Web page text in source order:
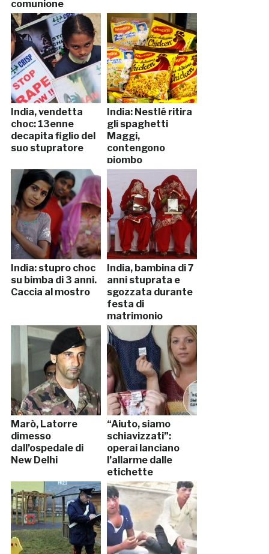
comunione
India, vendetta
choc: 13enne
decapita figlio del
suo stupratore
India: Nestlé ritira
gli spaghetti
Maggi,
contengono
piombo
India: stupro choc
su bimba di 3 anni.
Caccia al mostro
India, bambina di 7
anni stuprata e
sgozzata durante
festa di
matrimonio
Marò, Latorre
dimesso
dall’ospedale di
New Delhi
“Aiuto, siamo
schiavizzati”:
operai lanciano
l’allarme dalle
etichette